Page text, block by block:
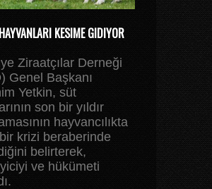
KESIME GIDIYOR
Ziraatçılar Derneği
Genel Başkanı
Yetkin, süt
son bir yıldır
hayvancılıkta
krizi beraberinde
belirterek,
ve hükümeti